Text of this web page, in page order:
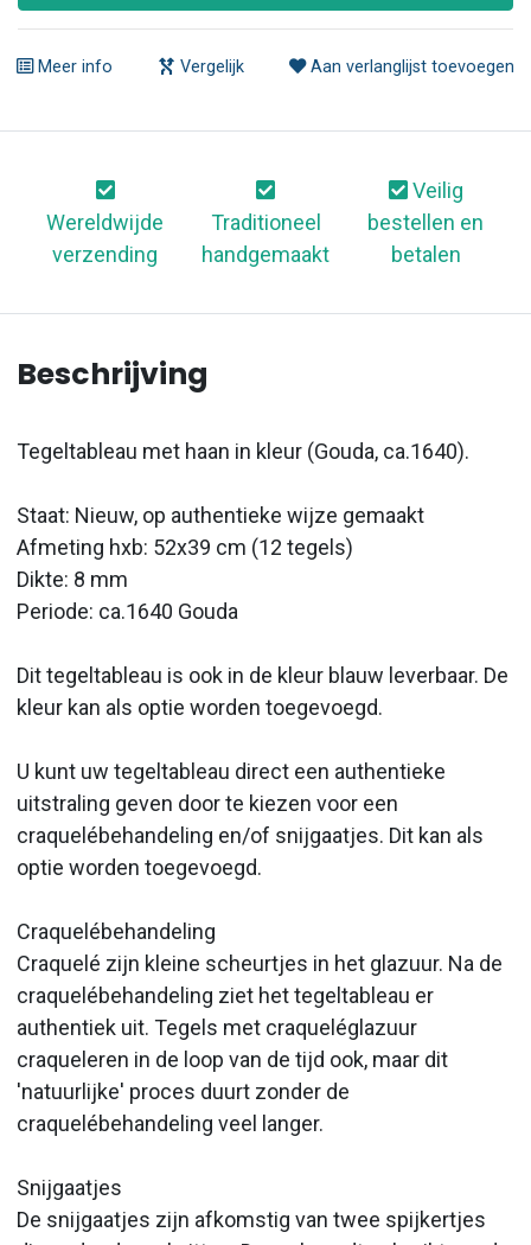
Meer info Vergelijk Aan verlanglijst toevoegen
Wereldwijde
verzending
Traditioneel
handgemaakt
Veilig
bestellen en
betalen
Beschrijving
Tegeltableau met haan in kleur (Gouda, ca.1640).
Staat: Nieuw, op authentieke wijze gemaakt
Afmeting hxb: 52x39 cm (12 tegels)
Dikte: 8 mm
Periode: ca.1640 Gouda
Dit tegeltableau is ook in de kleur blauw leverbaar. De
kleur kan als optie worden toegevoegd.
U kunt uw tegeltableau direct een authentieke
uitstraling geven door te kiezen voor een
craquelébehandeling en/of snijgaatjes. Dit kan als
optie worden toegevoegd.
Craquelébehandeling
Craquelé zijn kleine scheurtjes in het glazuur. Na de
craquelébehandeling ziet het tegeltableau er
authentiek uit. Tegels met craqueléglazuur
craqueleren in de loop van de tijd ook, maar dit
'natuurlijke' proces duurt zonder de
craquelébehandeling veel langer.
Snijgaatjes
De snijgaatjes zijn afkomstig van twee spijkertjes